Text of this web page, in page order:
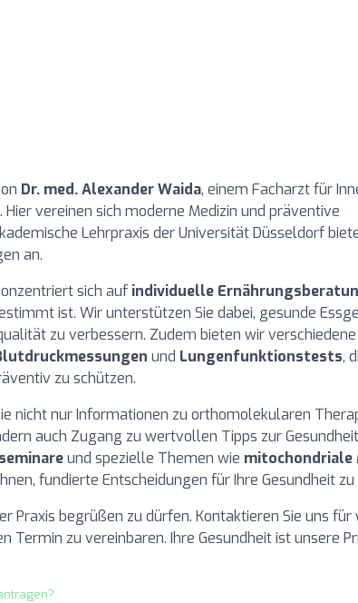
Dr. med. Alexander Waida, einem Facharzt für
Hier vereinen sich moderne Medizin und präventive
Lehrpraxis der Universität Düsseldorf
an.
sich auf individuelle
ist. Wir unterstützen Sie dabei, gesunde
zu verbessern. Zudem bieten wir
und Lungenfunktionstests,
zu schützen.
nicht nur Informationen zu orthomolekularen
auch Zugang zu wertvollen Tipps zur
und spezielle Themen wie mitochondriale
fundierte Entscheidungen für Ihre Gesundheit
Praxis begrüßen zu dürfen. Kontaktieren Sie uns für
Termin zu vereinbaren. Ihre Gesundheit ist unsere